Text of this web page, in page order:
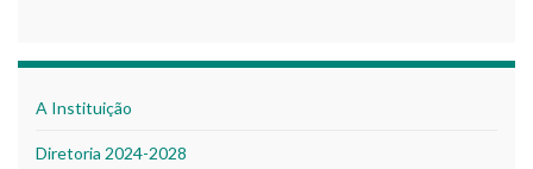
A Instituição
Diretoria 2024-2028